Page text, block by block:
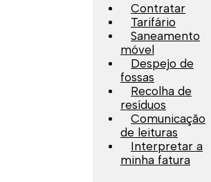
Contratar
Tarifário
Saneamento
móvel
Despejo de
fossas
Recolha de
resíduos
Comunicação
de leituras
Interpretar a
minha fatura